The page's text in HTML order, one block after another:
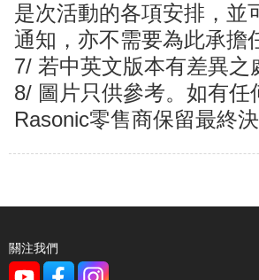
是次活動的各項安排，並
通知，亦不需要為此承擔
7/ 若中英文版本有差異
8/ 圖片只供參考。如有
Rasonic零售商保留最終決
關注我們